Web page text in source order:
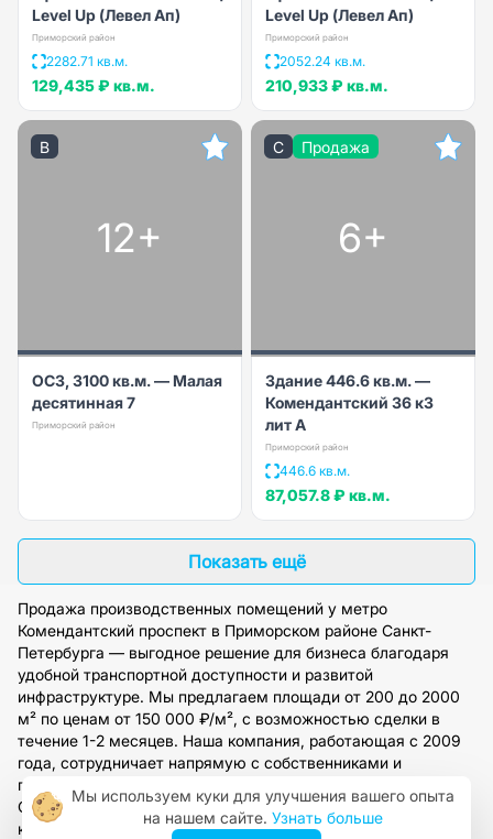
Level Up (Левел Ап)
Приморский район
2282.71 кв.м.
129,435 ₽ кв.м.
Level Up (Левел Ап)
Приморский район
2052.24 кв.м.
210,933 ₽ кв.м.
B
12+
ОСЗ, 3100 кв.м. — Малая
десятинная 7
Приморский район
C Продажа
6+
Здание 446.6 кв.м. —
Комендантский 36 к3
лит А
Приморский район
446.6 кв.м.
87,057.8 ₽ кв.м.
Показать ещё
Продажа производственных помещений у метро
Комендантский проспект в Приморском районе Санкт-
Петербурга — выгодное решение для бизнеса благодаря
удобной транспортной доступности и развитой
инфраструктуре. Мы предлагаем площади от 200 до 2000
м² по ценам от 150 000 ₽/м², с возможностью сделки в
течение 1-2 месяцев. Наша компания, работающая с 2009
года, сотрудничает напрямую с собственниками и
предоставляет полное юридическое сопровождение.
Оставьте заявку на сайте, чтобы получить персональную
консультацию и подбор проверенных вариантов под ваши
Мы используем куки для улучшения вашего опыта
на нашем сайте. Узнать больше